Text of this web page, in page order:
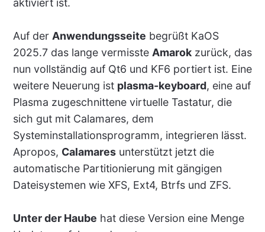
aktiviert ist.
Auf der Anwendungsseite begrüßt KaOS
2025.7 das lange vermisste Amarokzurück, das
nun vollständig auf Qt6 und KF6 portiert ist. Eine
weitere Neuerung ist plasma-keyboard, eine auf
Plasma zugeschnittene virtuelle Tastatur, die
sich gut mit Calamares, dem
Systeminstallationsprogramm, integrieren lässt.
Apropos, Calamaresunterstützt jetzt die
automatische Partitionierung mit gängigen
Dateisystemen wie XFS, Ext4, Btrfs und ZFS.
Unter der Haube hat diese Version eine Menge